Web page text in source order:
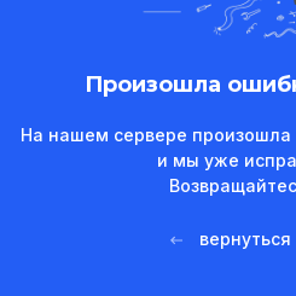
Произошла
На нашем сервере
и мы уже